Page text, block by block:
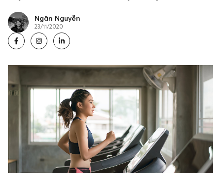
Ngân Nguyễn
23/11/2020